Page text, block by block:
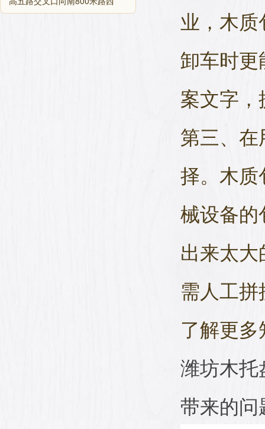
业，木
卸车时
案文字
第三、
择。木
械设备
出来太
需人工
了解更
潍坊木
带来的问